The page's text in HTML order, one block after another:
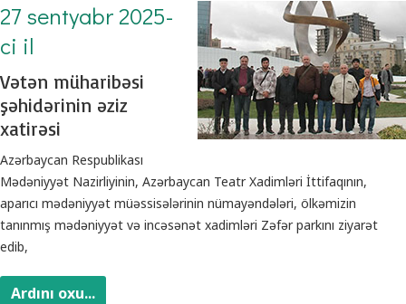
27 sentyabr 2025-
ci il
Vətən müharibəsi
şəhidərinin əziz
xatirəsi
Azərbaycan Respublikası
Mədəniyyət Nazirliyinin, Azərbaycan Teatr Xadimləri İttifaqının,
aparıcı mədəniyyət müəssisələrinin nümayəndələri, ölkəmizin
tanınmış mədəniyyət və incəsənət xadimləri Zəfər parkını ziyarət
edib,
Ardını oxu...